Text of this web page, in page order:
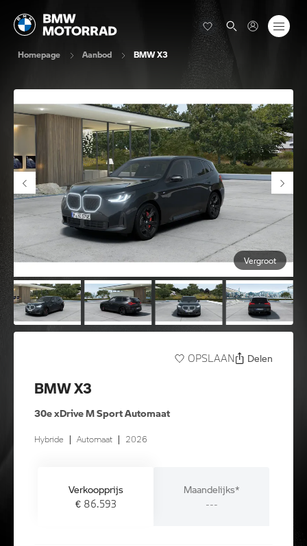
Homepage Aanbod BMW X3
Vergroot
OPSLAAN Delen
BMW X3
30e xDrive M Sport Automaat
Hybride | Automaat | 2026
Verkoopprijs
€ 86.593
Maandelijks*
---